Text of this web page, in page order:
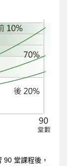
90 堂課程後，